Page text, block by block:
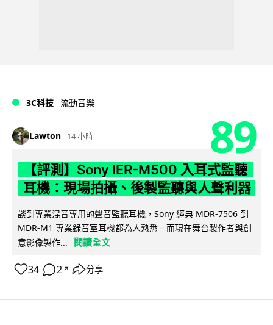
3C科技 流動音樂
Lawton 14 小時 89
【評測】Sony IER-M500 入耳式監聽
耳機：現場拍攝、後製監聽與人聲利器
談到專業混音專用的聲音監聽耳機，Sony 經典 MDR-7506 到
MDR-M1 專業錄音室耳機都為人熟悉。而現在舞台製作者與創
意影像製作...
閱讀全文
34 2 ↗ 分享